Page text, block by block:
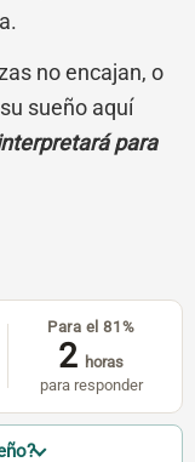
no encajan, o
sueño aquí
para
Para el 81%
2 horas
para responder